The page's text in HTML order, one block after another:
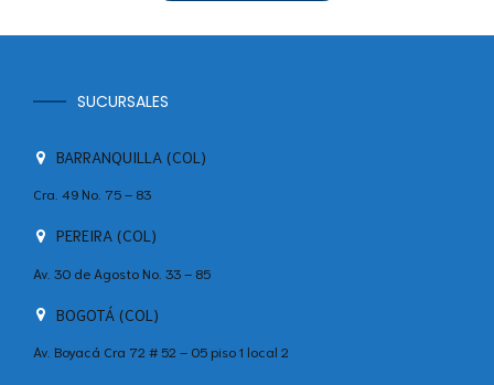
SUCURSALES
BARRANQUILLA (COL)
Cra. 49 No. 75 – 83
PEREIRA (COL)
Av. 30 de Agosto No. 33 – 85
BOGOTÁ (COL)
Av. Boyacá Cra 72 # 52 – 05 piso 1 local 2